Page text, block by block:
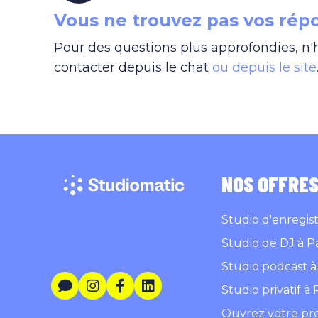
Vous ne trouvez pas vos
Pour des questions plus approfondies,
contacter depuis le chat ou depuis le site.
NOS OFFRES
Studio
Studio de DJ à
Studio podcast à
Studio privatif à
Ouvrez votre